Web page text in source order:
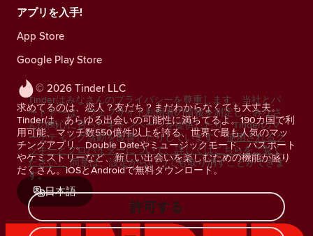
© 2026 Tinder LLC
求めてるのは、恋人？友だち？まだわからなくても大丈夫。
Tinderは、あらゆる出会いの可能性に満ちてるよ。190カ国で利
用可能、マッチ数550億件以上を誇る、世界で最も人気のマッ
チングアプリ。Double Dateやミュージックモード、パスポート
やケミストリーなど、新しい出会いを楽しむための機能が盛り
だくさん。iOSとAndroidで無料ダウンロード。
日本語
アプリを入手!
App Store
Google Play Store
Tinderはみなさんのプライバシーを尊重します。当社とパ
ートナーは、ウェブサイト利用者の情報を測定し、みなさ
んの関心に合ったキャンペーンを提供したり、Tinderのマ
ーケティング活動を改善したりしています。 使用されるク
ッキーとプロバイダーについて、詳しくはこちらをご覧く
ださい。 同意は、設定からいつでも取り消すことができま
す。
許可する